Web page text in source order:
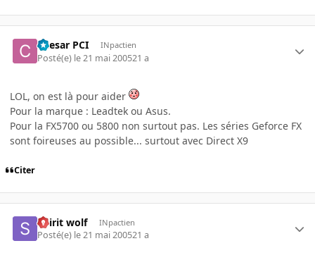
Caesar PCI INpactien
Posté(e) le 21 mai 200521 a
LOL, on est là pour aider
Pour la marque : Leadtek ou Asus.
Pour la FX5700 ou 5800 non surtout pas. Les séries Geforce FX
sont foireuses au possible... surtout avec Direct X9
Citer
Spirit wolf INpactien
Posté(e) le 21 mai 200521 a